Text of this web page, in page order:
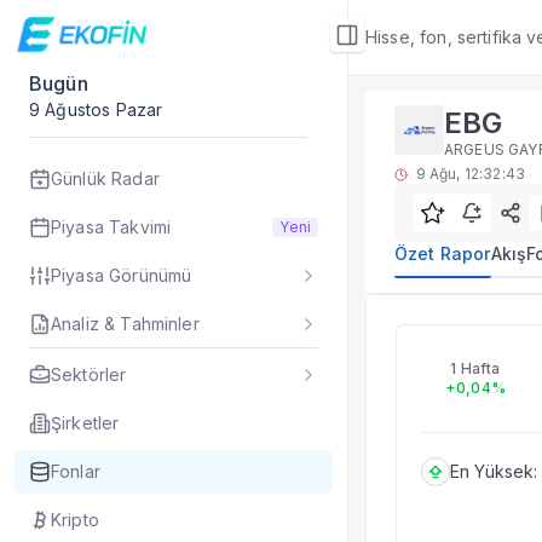
Hisse, fon, sertifika
Bugün
9 Ağustos Pazar
Günlük Radar
Piyasa Takvimi Yeni
Piyasa Görünümü
Analiz & Tahminler
Sektörler
Şirketler
Fonlar
Kripto
Özet Rapor
EBG yatırım
EBG fonu özet
TEFAS EBG
Fon verileri hangi
Evet. Fon detay
Fon Detay— İlgili
Fon Portföyü
EBG
ARGEUS
9 Ağu, 12:32:43
Özet RaporAkış
1 Hafta
+0,04%
En Yüksek: